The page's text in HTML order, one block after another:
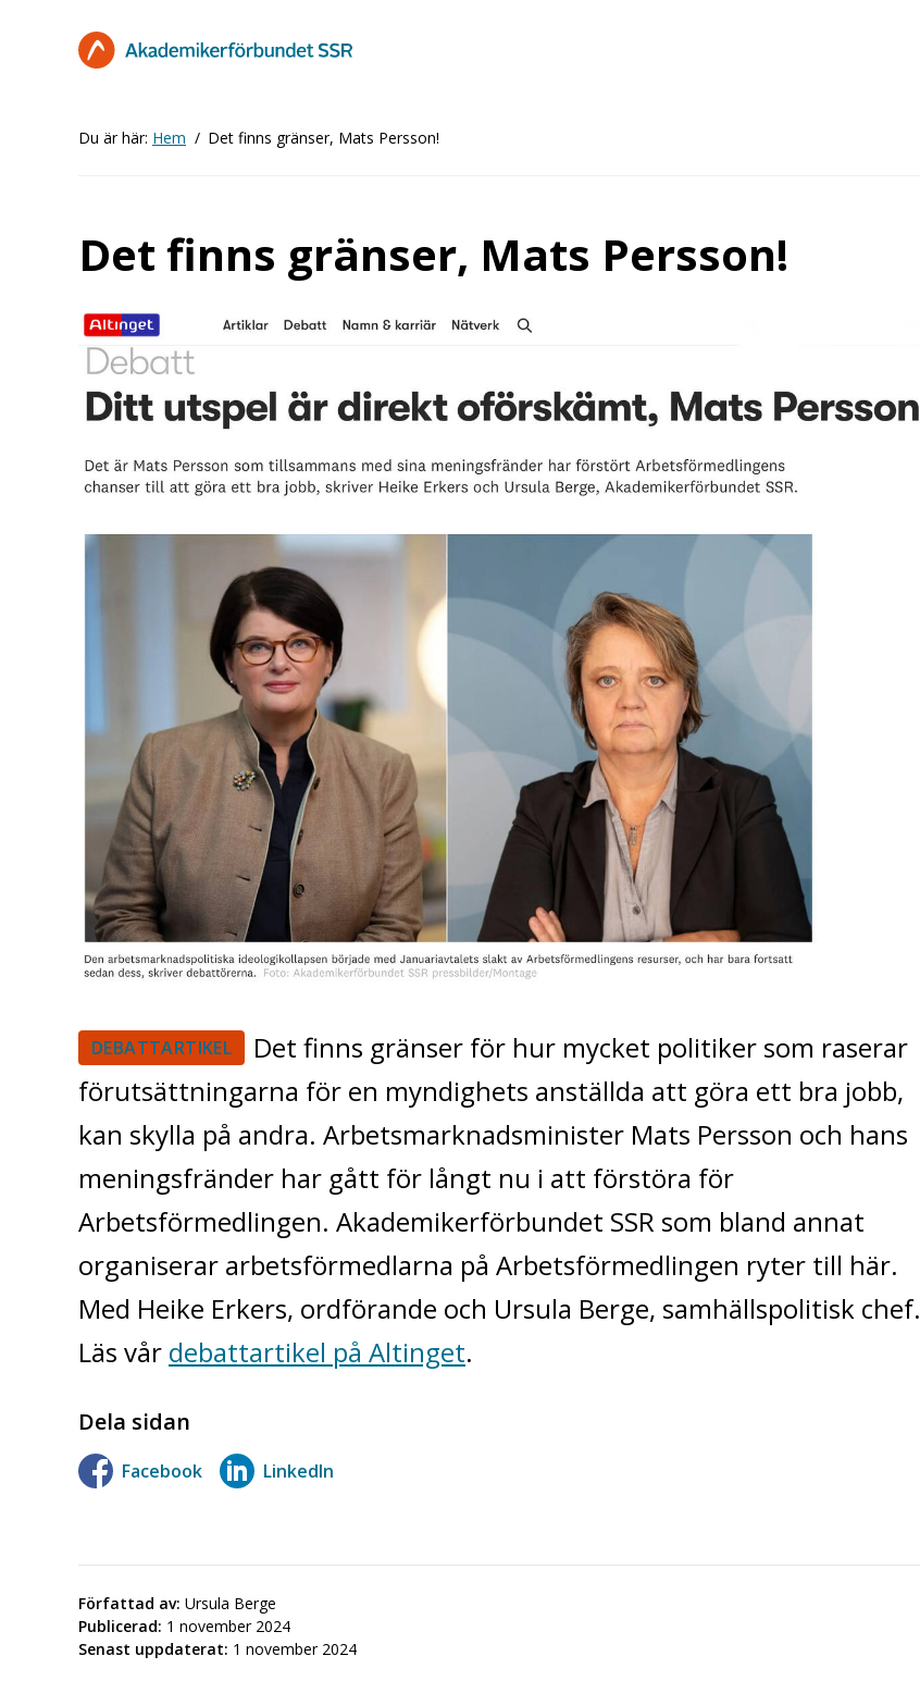
Du är här: Hem Det finns gränser, Mats Persson!
Det finns gränser, Mats Persson!
DEBATTARTIKEL
Det finns gränser för hur mycket politiker som raserar
förutsättningarna för en myndighets anställda att göra ett bra jobb,
kan skylla på andra. Arbetsmarknadsminister Mats Persson och hans
meningsfränder har gått för långt nu i att förstöra för
Arbetsförmedlingen. Akademikerförbundet SSR som bland annat
organiserar arbetsförmedlarna på Arbetsförmedlingen ryter till här.
Med Heike Erkers, ordförande och Ursula Berge, samhällspolitisk chef.
Läs vår debattartikel på Altinget.
Dela sidan
Facebook LinkedIn
Författad av: Ursula Berge
Publicerad: 1 november 2024
Senast uppdaterat: 1 november 2024